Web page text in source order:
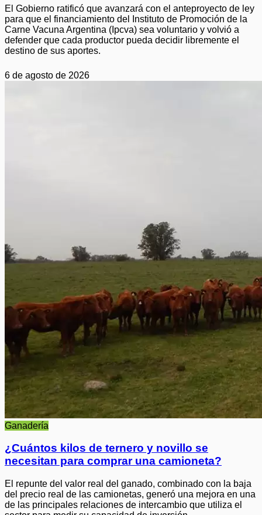
El Gobierno ratificó que avanzará con el anteproyecto de ley
para que el financiamiento del Instituto de Promoción de la
Carne Vacuna Argentina (Ipcva) sea voluntario y volvió a
defender que cada productor pueda decidir libremente el
destino de sus aportes.
6 de agosto de 2026
Ganadería
¿Cuántos kilos de ternero y novillo se
necesitan para comprar una camioneta?
El repunte del valor real del ganado, combinado con la baja
del precio real de las camionetas, generó una mejora en una
de las principales relaciones de intercambio que utiliza el